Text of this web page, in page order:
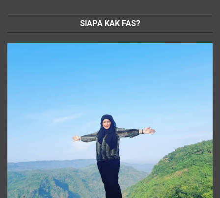
SIAPA KAK FAS?